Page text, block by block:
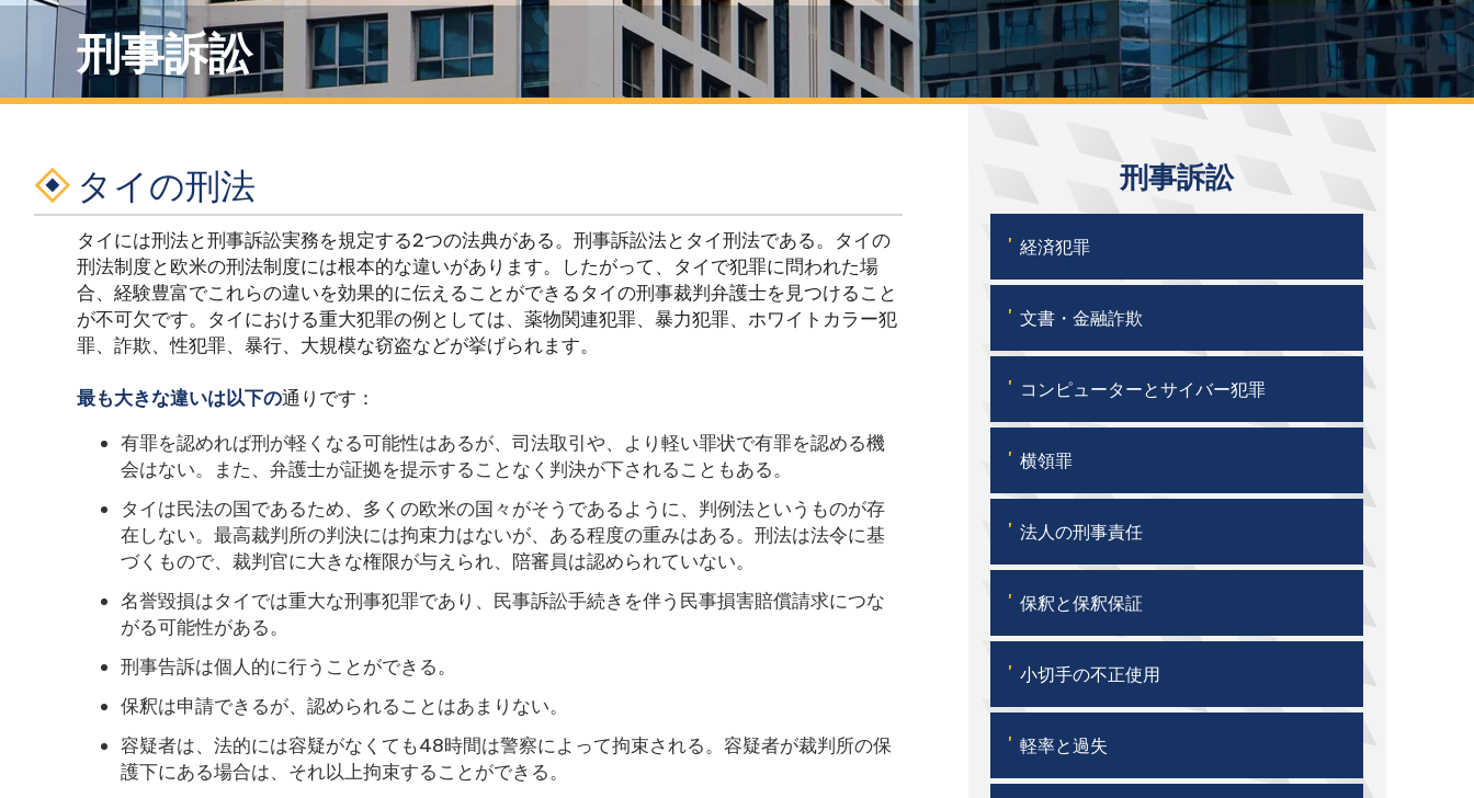
刑事訴訟
タイの刑法
タイには刑法と刑事訴訟実務を規定する2つの法典がある。刑事訴訟法とタイ刑法である。タイの
刑法制度と欧米の刑法制度には根本的な違いがあります。したがって、タイで犯罪に問われた場
合、経験豊富でこれらの違いを効果的に伝えることができるタイの刑事裁判弁護士を見つけること
が不可欠です。タイにおける重大犯罪の例としては、薬物関連犯罪、暴力犯罪、ホワイトカラー犯
罪、詐欺、性犯罪、暴行、大規模な窃盗などが挙げられます。
最も大きな違いは以下の通りです：
有罪を認めれば刑が軽くなる可能性はあるが、司法取引や、より軽い罪状で有罪を認める機
会はない。また、弁護士が証拠を提示することなく判決が下されることもある。
タイは民法の国であるため、多くの欧米の国々がそうであるように、判例法というものが存
在しない。最高裁判所の判決には拘束力はないが、ある程度の重みはある。刑法は法令に基
づくもので、裁判官に大きな権限が与えられ、陪審員は認められていない。
名誉毀損はタイでは重大な刑事犯罪であり、民事訴訟手続きを伴う民事損害賠償請求につな
がる可能性がある。
刑事告訴は個人的に行うことができる。
保釈は申請できるが、認められることはあまりない。
容疑者は、法的には容疑がなくても48時間は警察によって拘束される。容疑者が裁判所の保
護下にある場合は、それ以上拘束することができる。
刑事訴訟
' 経済犯罪
' 文書・金融詐欺
' コンピューターとサイバー犯罪
' 横領罪
' 法人の刑事責任
' 保釈と保釈保証
' 小切手の不正使用
' 軽率と過失